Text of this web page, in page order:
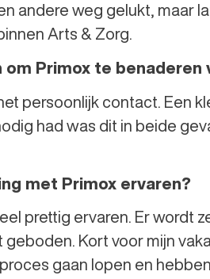
andere weg gelukt, maar
Arts & Zorg.
om Primox te benaderen
persoonlijk contact. Een
had was dit in beide
met Primox ervaren?
prettig ervaren. Er wordt
Kort voor mijn
gaan lopen en